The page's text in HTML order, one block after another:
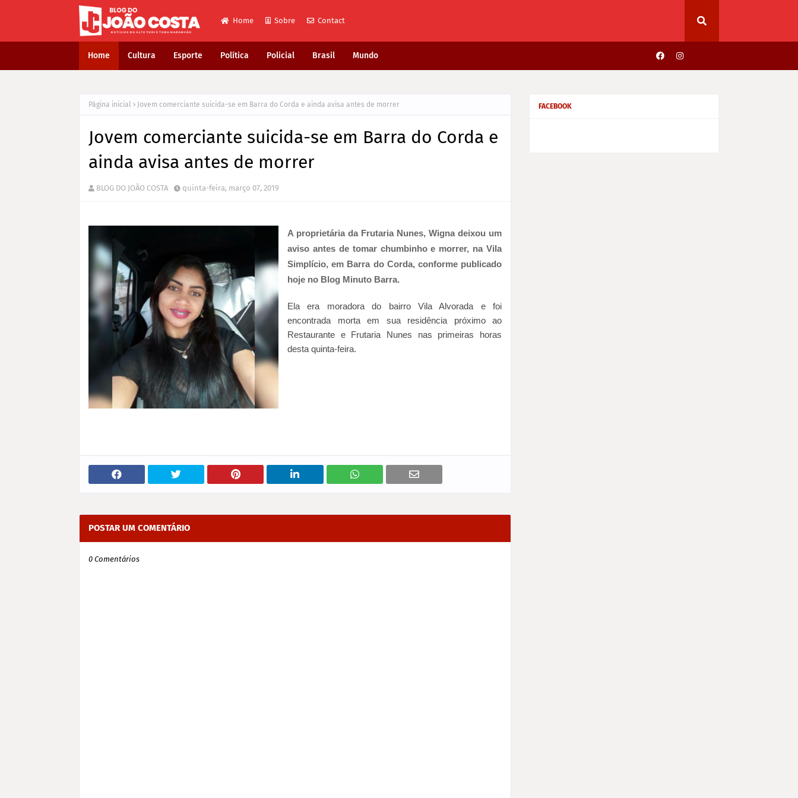
Home Sobre Contact
Home Cultura Esporte Política Policial Brasil Mundo
Página inicial Jovem comerciante suicida-se em Barra do Corda e ainda avisa antes de morrer
Jovem comerciante suicida-se em Barra do Corda e
ainda avisa antes de morrer
BLOG DO JOÃO COSTA quinta-feira, março 07, 2019
A proprietária da Frutaria Nunes, Wigna deixou um
aviso antes de tomar chumbinho e morrer, na Vila
Simplício, em Barra do Corda, conforme publicado
hoje no Blog Minuto Barra.
Ela era moradora do bairro Vila Alvorada e foi
encontrada morta em sua residência próximo ao
Restaurante e Frutaria Nunes nas primeiras horas
desta quinta-feira.
POSTAR UM COMENTÁRIO
0 Comentários
FACEBOOK